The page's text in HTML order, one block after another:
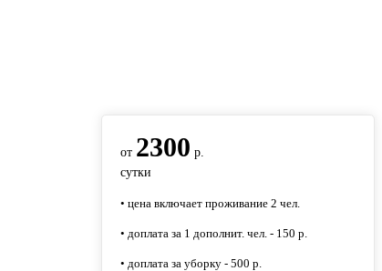
от 2300 р.
сутки
• цена включает проживание 2 чел.
• доплата за 1 дополнит. чел. - 150 р.
• доплата за уборку - 500 р.